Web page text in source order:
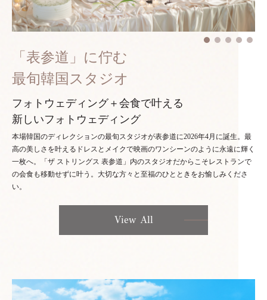
「表参道」に佇む
最旬韓国スタジオ
フォトウェディング＋会食で叶える
新しいフォトウェディング
本場韓国のディレクションの最旬スタジオが表参道に2026年4月に誕生。最
高の美しさを叶えるドレスとメイクで映画のワンシーンのように永遠に輝く
一枚へ。「ザ ストリングス 表参道」内のスタジオだからこそレストランで
の会食も移動せずに叶う。大切な方々と至福のひとときをお愉しみくださ
い。
View All